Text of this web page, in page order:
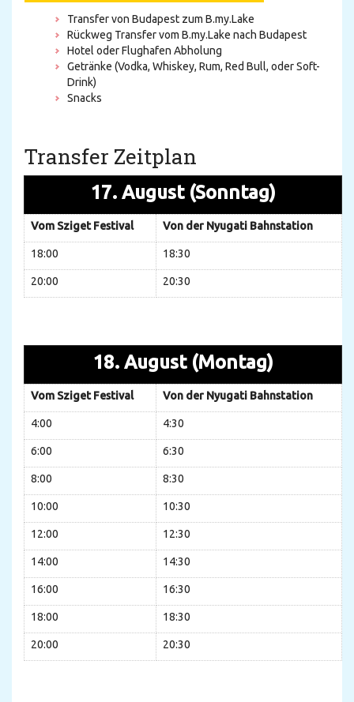
Transfer von Budapest zum B.my.Lake
Rückweg Transfer vom B.my.Lake nach Budapest
Hotel oder Flughafen Abholung
Getränke (Vodka, Whiskey, Rum, Red Bull, oder Soft-
Drink)
Snacks
Transfer Zeitplan
17. August (Sonntag)
Vom Sziget Festival Von der Nyugati Bahnstation
18:00 18:30
20:00 20:30
18. August (Montag)
Vom Sziget Festival Von der Nyugati Bahnstation
4:00 4:30
6:00 6:30
8:00 8:30
10:00 10:30
12:00 12:30
14:00 14:30
16:00 16:30
18:00 18:30
20:00 20:30